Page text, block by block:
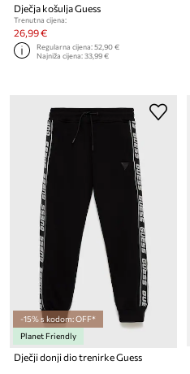
Dječja košulja Guess
Trenutna cijena:
26,99 €
Regularna cijena:52,90 €
Najniža cijena:33,99 €
-15% s kodom: OFF*
Planet Friendly
Dječji donji dio trenirke Guess